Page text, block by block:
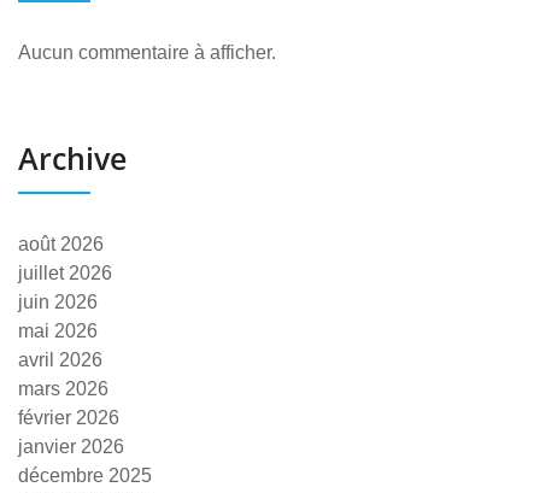
Aucun commentaire à afficher.
Archive
août 2026
juillet 2026
juin 2026
mai 2026
avril 2026
mars 2026
février 2026
janvier 2026
décembre 2025